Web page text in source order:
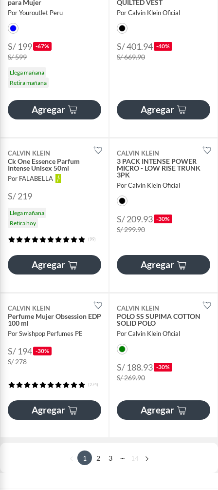
para Mujer
Por Youroutlet Peru
S/ 199 -67%
S/ 599
Llega mañana
Retira mañana
Agregar
QUILTED VEST
Por Calvin Klein Oficial
S/ 401.94 -40%
S/ 669.90
Agregar
CALVIN KLEIN
Ck One Essence Parfum
Intense Unisex 50ml
Por FALABELLA
S/ 219
Llega mañana
Retira hoy
(99)
Agregar
CALVIN KLEIN
3 PACK INTENSE POWER
MICRO - LOW RISE TRUNK
3PK
Por Calvin Klein Oficial
S/ 209.93 -30%
S/ 299.90
Agregar
CALVIN KLEIN
Perfume Mujer Obsession EDP
100 ml
Por Swishpop Perfumes PE
S/ 194 -30%
S/ 278
(274)
Agregar
CALVIN KLEIN
POLO SS SUPIMA COTTON
SOLID POLO
Por Calvin Klein Oficial
S/ 188.93 -30%
S/ 269.90
Agregar
1 2 3 ... 14